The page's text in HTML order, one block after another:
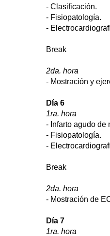
- Clasificación.
- Fisiopatología.
-
Break
2da. hora
- Mostración y
Día 6
1ra. hora
- Infarto agudo de
- Fisiopatología.
-
Break
2da. hora
- Mostración de
Día 7
1ra. hora